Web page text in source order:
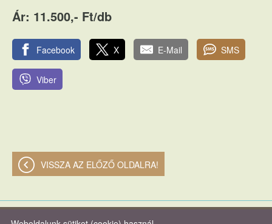
Ár: 11.500,- Ft/db
Facebook X E-Mail SMS
Viber
VISSZA AZ ELŐZŐ OLDALRA!